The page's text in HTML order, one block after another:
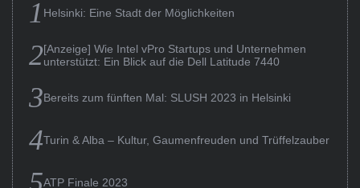
Helsinki: Eine Stadt der Möglichkeiten
[Anzeige] Wie Intel vPro Startups und Unternehmen
unterstützt: Ein Blick auf die Dell Latitude 7440
Bereits zum fünften Mal: SLUSH 2023 in Helsinki
Turin & Alba – Kultur, Gaumenfreuden und Trüffelzauber
ATP Finale 2023